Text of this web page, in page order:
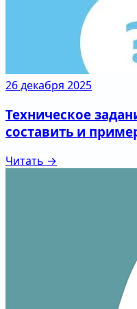
26 декабря 2025
Техническое
составить и
Читать →